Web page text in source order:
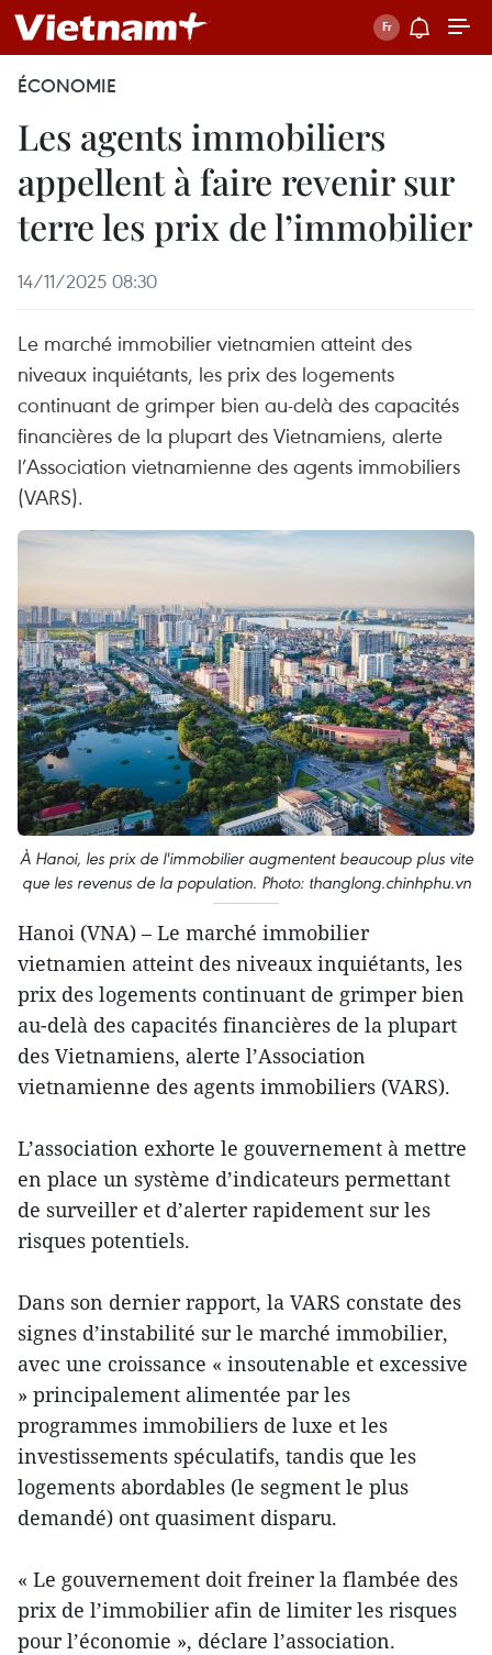
ÉCONOMIE
Les agents immobiliers
appellent à faire revenir sur
terre les prix de l’immobilier
14/11/2025 08:30
Le marché immobilier vietnamien atteint des
niveaux inquiétants, les prix des logements
continuant de grimper bien au-delà des capacités
financières de la plupart des Vietnamiens, alerte
l’Association vietnamienne des agents immobiliers
(VARS).
À Hanoi, les prix de l'immobilier augmentent beaucoup plus vite
que les revenus de la population. Photo: thanglong.chinhphu.vn
Hanoi (VNA) – Le marché immobilier
vietnamien atteint des niveaux inquiétants, les
prix des logements continuant de grimper bien
au-delà des capacités financières de la plupart
des Vietnamiens, alerte l’Association
vietnamienne des agents immobiliers (VARS).
L’association exhorte le gouvernement à mettre
en place un système d’indicateurs permettant
de surveiller et d’alerter rapidement sur les
risques potentiels.
Dans son dernier rapport, la VARS constate des
signes d’instabilité sur le marché immobilier,
avec une croissance « insoutenable et excessive
» principalement alimentée par les
programmes immobiliers de luxe et les
investissements spéculatifs, tandis que les
logements abordables (le segment le plus
demandé) ont quasiment disparu.
« Le gouvernement doit freiner la flambée des
prix de l’immobilier afin de limiter les risques
pour l’économie », déclare l’association.